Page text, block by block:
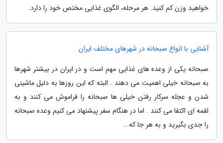
خواهید وزن کم کنید. هر مرحله، الگوی غذایی مختص خود را دارد.
آشنایی با انواع صبحانه در شهرهای مختلف ایران
صبحانه یکی از وعده های غذایی مهم است و در ایران در بیشتر شهرها
به صبحانه خیلی اهمیت می دهند . البته که این روزها به دلیل ماشینی
شدن و عجله سرکار رفتن خیلی ها صبحانه را فراموش می کنند و به
لقمه ای اکتفا می کنند . اما در هنگام سفر پیشنهاد می کنیم وعده صبحانه
را جدی بگیرید و به هر جا که...